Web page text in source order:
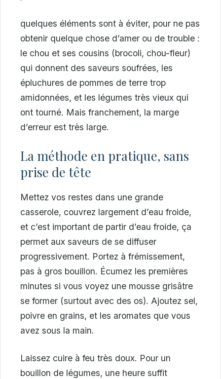
quelques éléments sont à éviter, pour ne pas
obtenir quelque chose d’amer ou de trouble :
le chou et ses cousins (brocoli, chou-fleur)
qui donnent des saveurs soufrées, les
épluchures de pommes de terre trop
amidonnées, et les légumes très vieux qui
ont tourné. Mais franchement, la marge
d’erreur est très large.
La méthode en pratique, sans
prise de tête
Mettez vos restes dans une grande
casserole, couvrez largement d’eau froide,
et c’est important de partir d’eau froide, ça
permet aux saveurs de se diffuser
progressivement. Portez à frémissement,
pas à gros bouillon. Écumez les premières
minutes si vous voyez une mousse grisâtre
se former (surtout avec des os). Ajoutez sel,
poivre en grains, et les aromates que vous
avez sous la main.
Laissez cuire à feu très doux. Pour un
bouillon de légumes, une heure suffit